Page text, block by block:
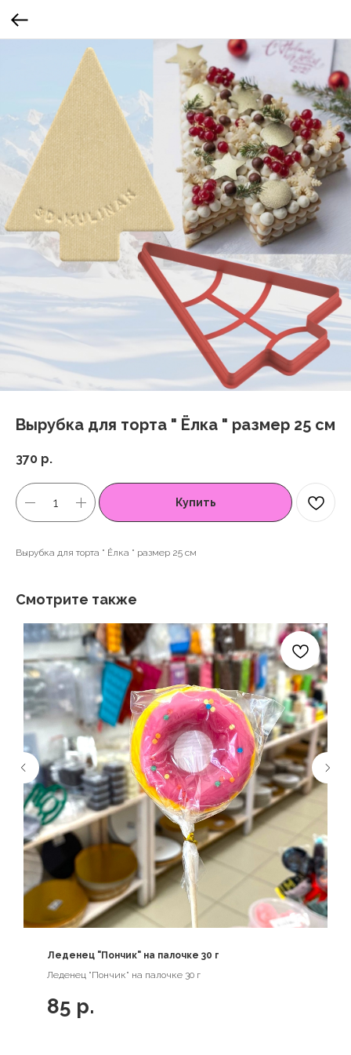
Вырубка для торта " Ёлка " размер 25 см
370 р.
Купить
Вырубка для торта " Ёлка " размер 25 см
Смотрите также
Леденец "Пончик" на палочке 30 г
Леденец "Пончик" на палочке 30 г
85 р.